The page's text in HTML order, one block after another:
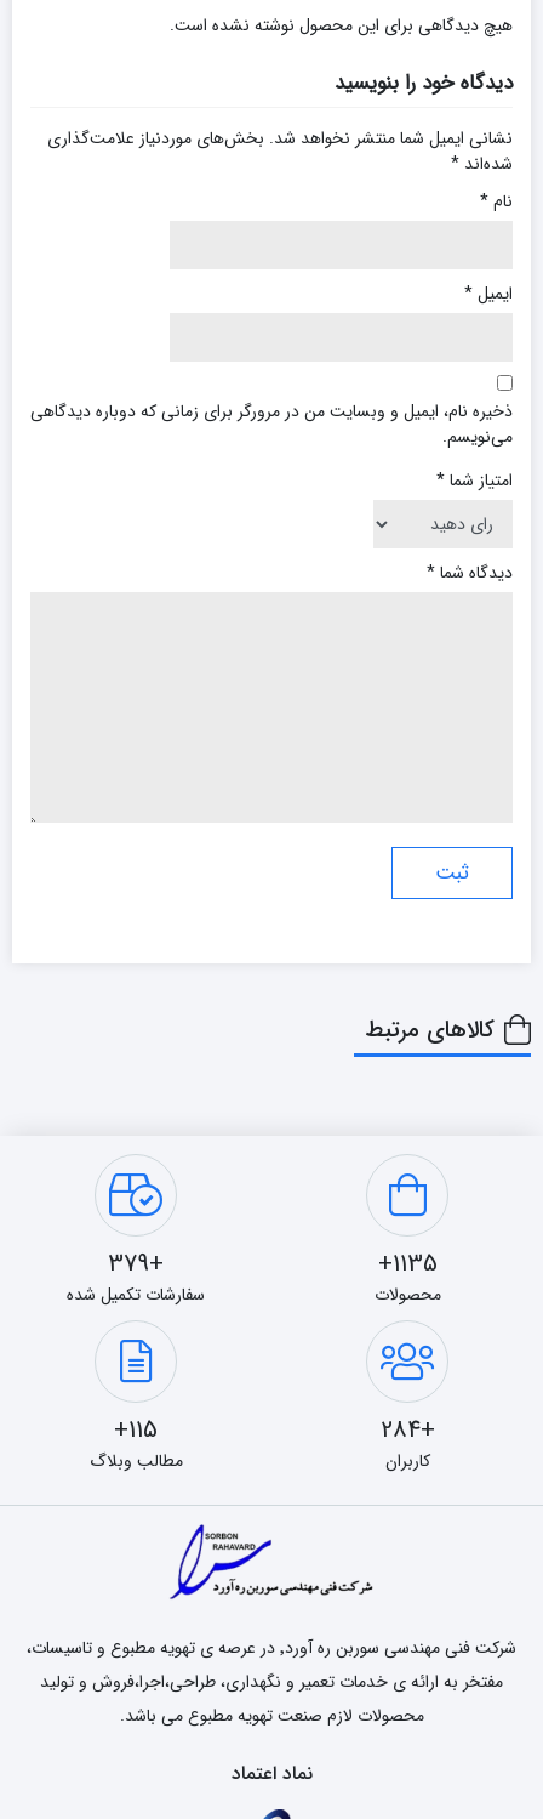
هیچ دیدگاهی برای این محصول نوشته نشده است.
دیدگاه خود را بنویسید
نشانی ایمیل شما منتشر نخواهد شد. بخش‌های موردنیاز علامت‌گذاری
شده‌اند *
نام*
ایمیل*
ذخیره نام، ایمیل و وبسایت من در مرورگر برای زمانی که دوباره دیدگاهی
می‌نویسم.
امتیاز شما*
دیدگاه شما*
کالاهای مرتبط
1135+
محصولات
+379
سفارشات تکمیل شده
+284
کاربران
115+
مطالب وبلاگ
شرکت فنی مهندسی سوربن ره آورد٬ در عرصه ی تهویه مطبوع و تاسیسات،
مفتخر به ارائه ی خدمات تعمیر و نگهداری، طراحی،اجرا،فروش و تولید
محصولات لازم صنعت تهویه مطبوع می باشد.
نماد اعتماد